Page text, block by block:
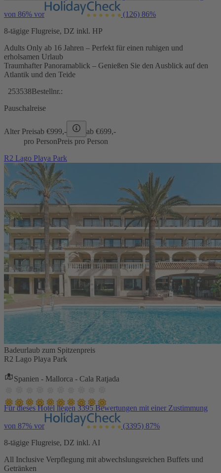
von 86% vor (126) 86%
8-tägige Flugreise, DZ inkl. HP
Adults Only ab 16 Jahren – Perfekt für einen ruhigen und
erholsamen Urlaub
Traumhafter Panoramablick – Genießen Sie den Ausblick auf den
Atlantik und den Teide
253538Bestellnr.:
Pauschalreise
Alter Preisab €999,- ab €699,-
pro PersonPreis pro Person
R2 Lago Playa Park
Badeurlaub zum Spitzenpreis
R2 Lago Playa Park
Spanien - Mallorca - Cala Ratjada
Für dieses Hotel liegen 3395 Bewertungen mit einer Zustimmung
von 87% vor (3395) 87%
8-tägige Flugreise, DZ inkl. AI
All Inclusive Verpflegung mit abwechslungsreichen Buffets und
Getränken